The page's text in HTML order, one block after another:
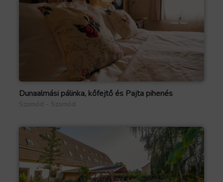
Dunaalmási pálinka, kőfejtő és Pajta pihenés
Szomód - Szomód